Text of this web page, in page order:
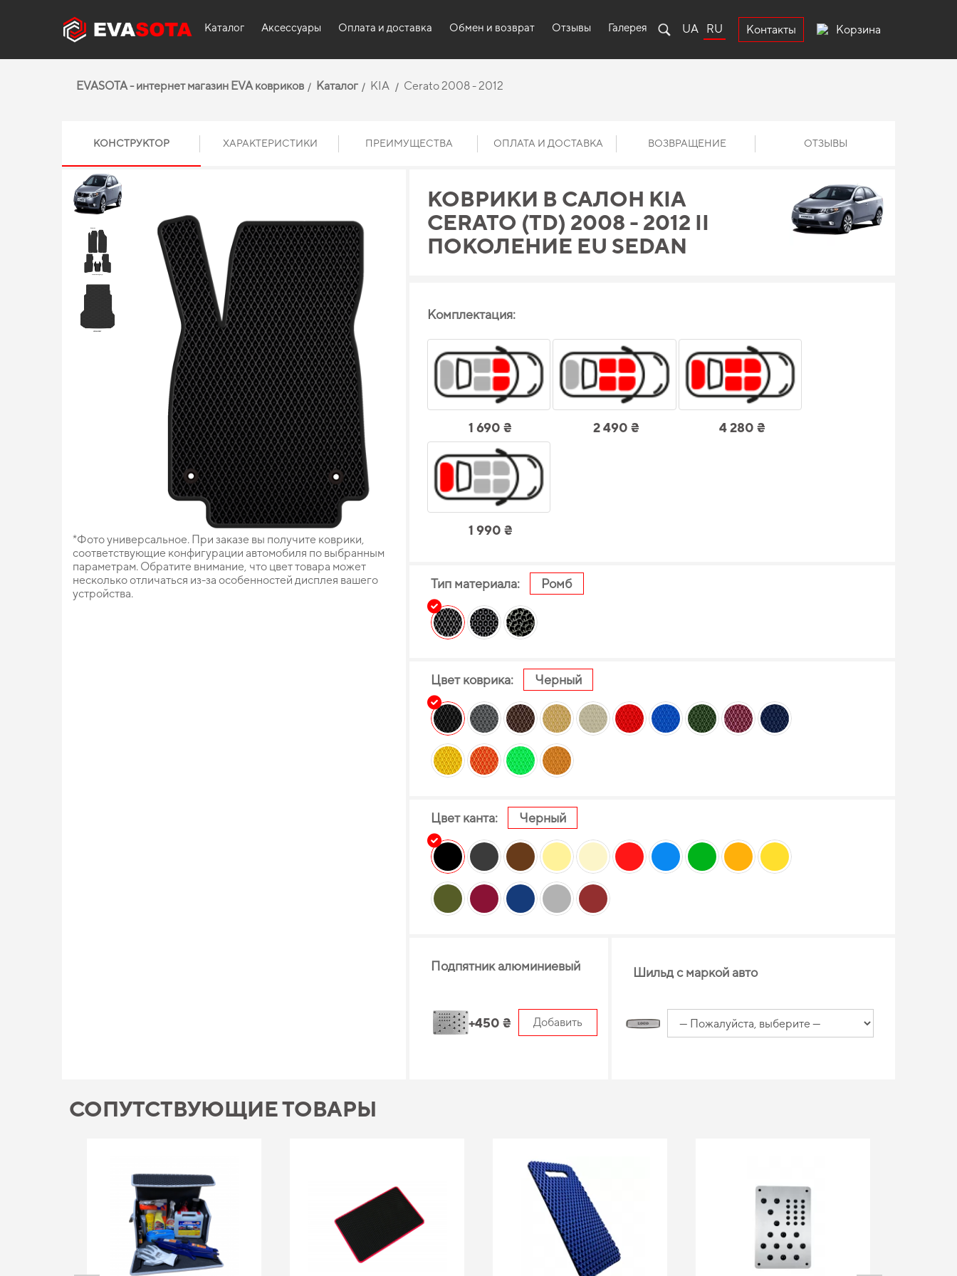
Каталог Аксессуары Оплата и доставка Обмен и возврат Отзывы Галерея UA RU Контакты Корзина
EVASOTA - интернет магазин EVA ковриков Каталог KIA Cerato 2008 - 2012
КОНСТРУКТОР ХАРАКТЕРИСТИКИ ПРЕИМУЩЕСТВА ОПЛАТА И ДОСТАВКА ВОЗВРАЩЕНИЕ ОТЗЫВЫ
*Фото универсальное. При заказе вы получите коврики,
соответствующие конфигурации автомобиля по выбранным
параметрам. Обратите внимание, что цвет товара может
несколько отличаться из-за особенностей дисплея вашего
устройства.
КОВРИКИ В САЛОН KIA
CERATO (TD) 2008 - 2012 II
ПОКОЛЕНИЕ EU SEDAN
Комплектация:
1 690 ₴ 2 490 ₴ 4 280 ₴
1 990 ₴
Тип материала: Ромб
Цвет коврика: Черный
Цвет канта: Черный
Подпятник алюминиевый
+450 ₴ Добавить
Шильд с маркой авто
СОПУТСТВУЮЩИЕ ТОВАРЫ